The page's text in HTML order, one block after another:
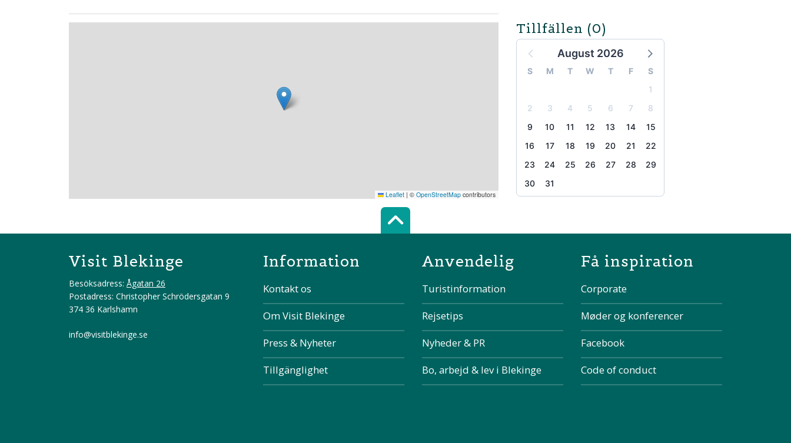
Tillfällen (0)
August 2026
S M T W T F
S
1
2
3 4 5 6 7
8
9
10 11 12 13 14
15
16
17 18 19 20 21
22
23
24 25 26 27 28
29
30
31
Leaflet | © OpenStreetMap contributors
Scroll top of the page
Visit Blekinge
Besöksadress: Ågatan 26
Postadress: Christopher Schrödersgatan 9
374 36 Karlshamn
info@visitblekinge.se
Information
Kontakt os
Om Visit Blekinge
Press & Nyheter
Tillgänglighet
Anvendelig
Turistinformation
Rejsetips
Nyheder & PR
Bo, arbejd & lev i Blekinge
Få inspiration
Corporate
Møder og konferencer
Facebook
Code of conduct